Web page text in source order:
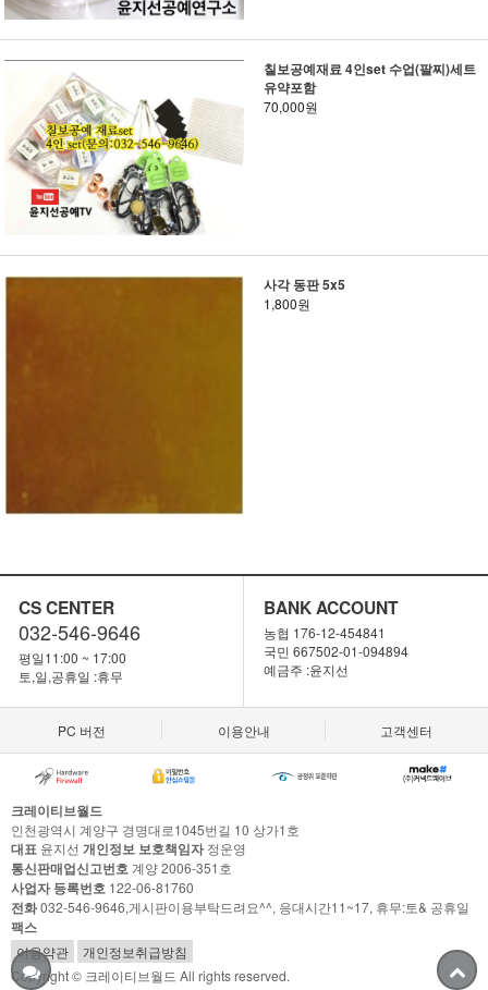
칠보공예재료 4인set 수업(팔찌)세트
유약포함
70,000원
사각 동판 5x5
1,800원
CS CENTER
032-546-9646
평일11:00 ~ 17:00
토,일,공휴일 :휴무
BANK ACCOUNT
농협 176-12-454841
국민 667502-01-094894
예금주 :윤지선
PC 버전 이용안내 고객센터
크레이티브월드
인천광역시 계양구 경명대로1045번길 10 상가1호
대표 윤지선 개인정보 보호책임자정운영
통신판매업신고번호 계양 2006-351호
사업자 등록번호 122-06-81760
전화032-546-9646,게시판이용부탁드려요^^, 응대시간11~17, 휴무:토& 공휴일
팩스
이용약관
개인정보취급방침
Copyright © 크레이티브월드 All rights reserved.